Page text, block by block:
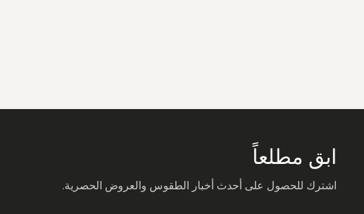
ابق مطلعاً
اشترك للحصول على أحدث أخبار الطقوس والعروض الحصرية.